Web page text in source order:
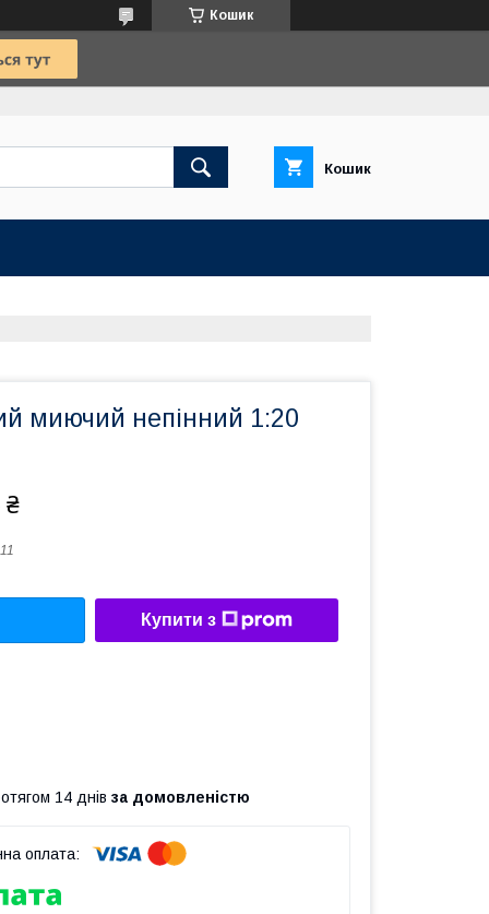
Кошик
Кошик
миючий непінний 1:20
₴
Купити з
14 днів за домовленістю